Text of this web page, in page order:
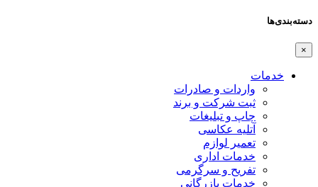
دسته‌بندی‌ها
×
خدمات
واردات و صادرات
ثبت شرکت و برند
چاپ و تبلیغات
آتلیه عکاسی
تعمیر لوازم
خدمات اداری
تفریح و سرگرمی
خدمات بازرگانی